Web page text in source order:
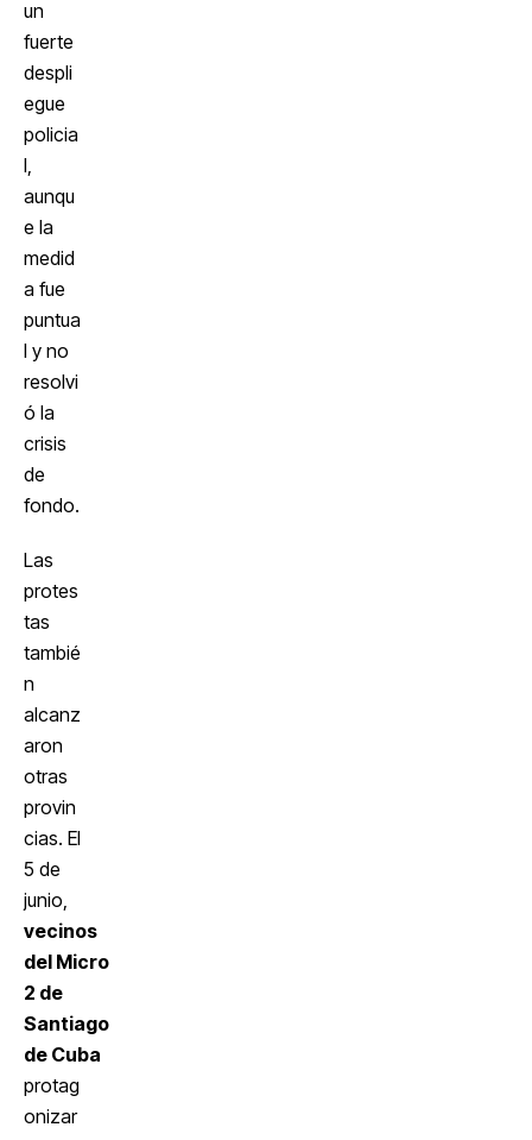
un
fuerte
despli
egue
policia
l,
aunqu
e la
medid
a fue
puntua
l y no
resolvi
ó la
crisis
de
fondo.
Las
protes
tas
tambié
n
alcanz
aron
otras
provin
cias. El
5 de
junio,
vecinos
del Micro
2 de
Santiago
de Cuba
protag
onizar